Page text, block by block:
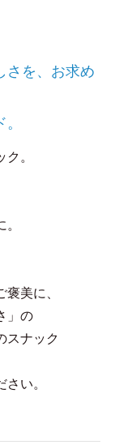
さを、お求め
。
美に、
」の
スナック
い。